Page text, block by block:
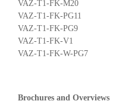
VAZ-T1-FK-M20
VAZ-T1-FK-PG11
VAZ-T1-FK-PG9
VAZ-T1-FK-V1
VAZ-T1-FK-W-PG7
Brochures and Overviews